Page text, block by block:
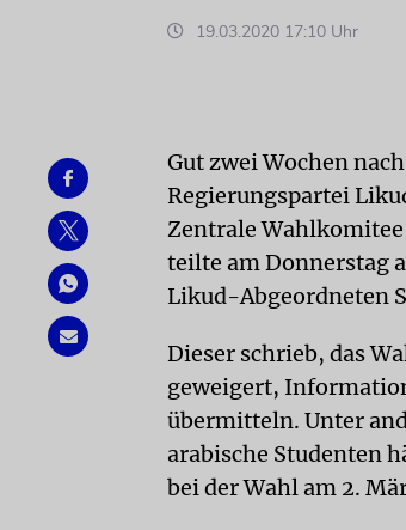
19.03.2020 17:10 Uhr
Gut zwei Wochen
Regierungspartei
Zentrale
teilte am Donnerstag
Likud-Abgeordneten
Dieser schrieb, das
geweigert,
übermitteln. Unter
arabische Studenten
bei der Wahl am 2.